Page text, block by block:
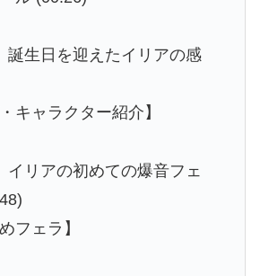
生日を迎えたイリアの感
キャラクター紹介】
リアの初めての爆音フェ
フェラ】